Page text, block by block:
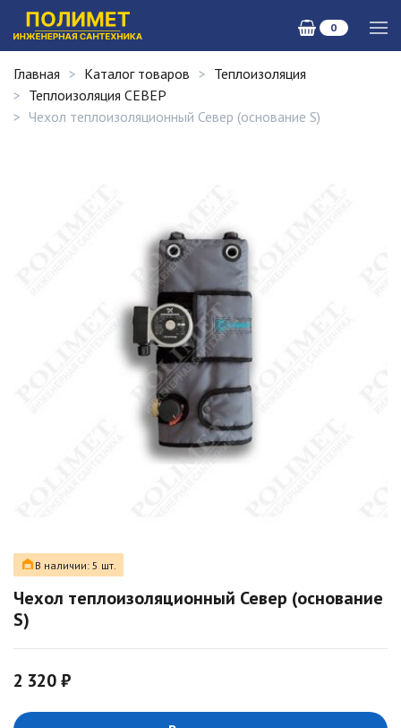
0
Главная Каталог товаров
Теплоизоляция
Теплоизоляция СЕВЕР
Чехол теплоизоляционный Север (основание S)
В наличии: 5 шт.
Чехол теплоизоляционный Север (основание
S)
2 320 ₽